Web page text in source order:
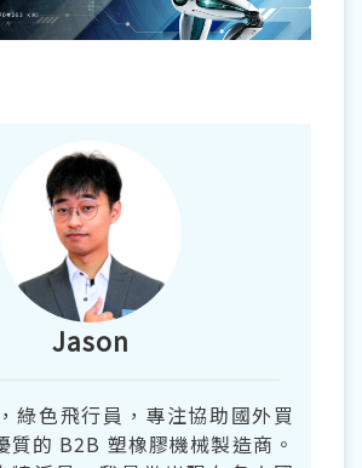
Jason
綠色飛行員，專注協助國外買
質的 B2B 塑橡膠機械製造商。